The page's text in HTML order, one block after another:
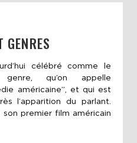
célébré comme le
qu’on appelle
américaine”, et qui est
l’apparition du parlant.
son premier film américain